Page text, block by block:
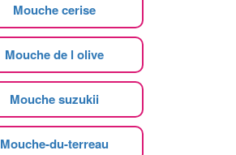
Mouche cerise
Mouche de l olive
Mouche suzukii
Mouche-du-terreau